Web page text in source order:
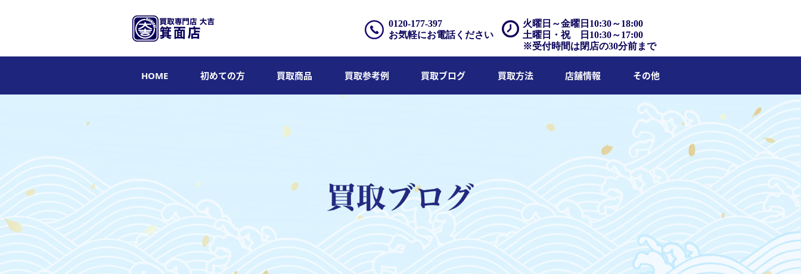
火曜日～金曜日10:30～18:00
土曜日・祝 日10:30～17:00
※受付時間は閉店の30分前まで
0120-177-397
お気軽にお電話ください
HOME 初めての方 買取商品 買取参考例 買取ブログ 買取方法 店舗情報 その他